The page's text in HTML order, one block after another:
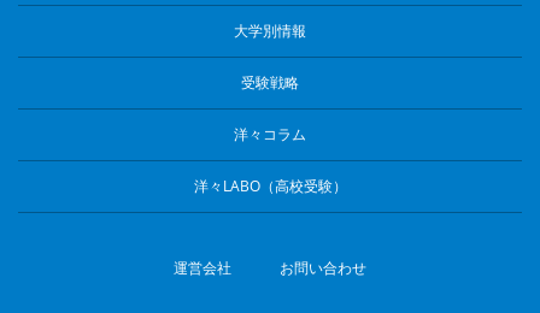
大学別情報
受験戦略
洋々コラム
洋々LABO（高校受験）
運営会社 お問い合わせ